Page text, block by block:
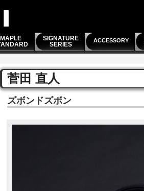
MAPLE
SIGNATURE
SERIES
ACCESSORY
菅田 直人
ズボンドズボン